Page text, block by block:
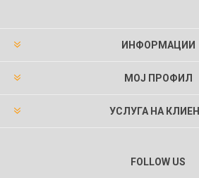
ИНФОРМАЦИИ
МОЈ ПРОФИЛ
УСЛУГА НА
FOLLOW US